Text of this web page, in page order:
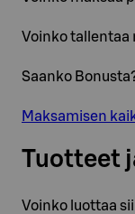
Voinko
Saanko
Maksamisen
Tuotteet
Voinko luottaa